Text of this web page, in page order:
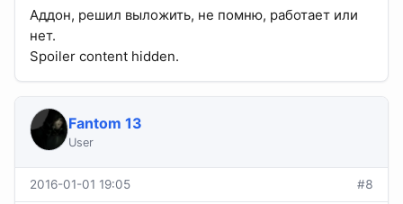
Аддон, решил выложить, не помню, работает или
нет.
Spoiler content hidden.
Fantom 13
User
2016-01-01 19:05 #8